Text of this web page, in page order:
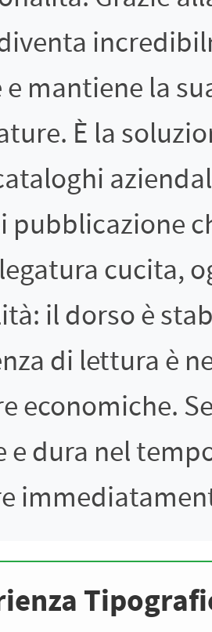
mantiene la
È la
pubblicazione
cucita,
il dorso è
di lettura è
economiche.
e dura nel